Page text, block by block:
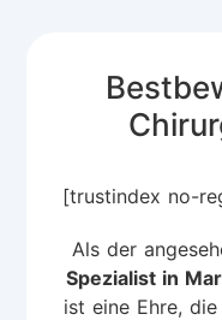
[trustindex no-
Als der
Spezialist in
ist eine Ehre,